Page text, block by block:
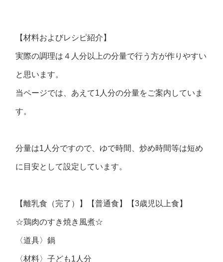
【材料およびレシピ紹介】
実際の調理は４人分以上の分量で行う方が作りやすい
と思います。
当ページでは、あえて1人分の分量をご案内していま
す。
分量は1人分ですので、ゆで時間、炒め時間等は短め
に目安として設定しています。
【離乳食（完了）】【普通食】【3歳児以上食】
☆鶏肉のすき焼き風煮☆
〈道具〉鍋
〈材料〉子ども1人分